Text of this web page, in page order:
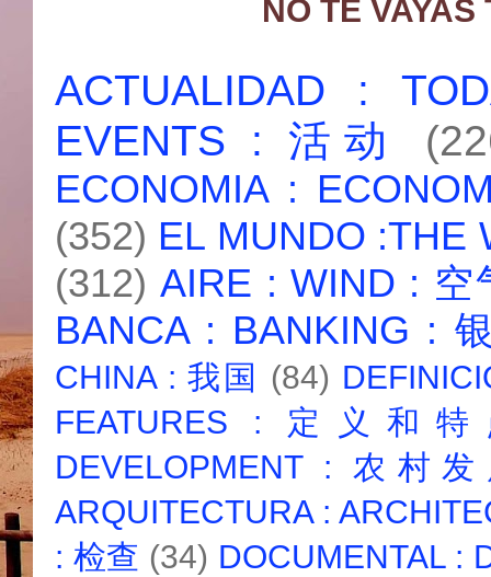
NO TE
ACTUALIDAD :
EVENTS : 活动
ECONOMIA :
(352) EL MUNDO :THE
(312) AIRE : WIND : 空
BANCA : BANKING :
CHINA : 我国 (84)
FEATURES : 定义和
DEVELOPMENT : 农村
ARQUITECTURA :
: 检查 (34) DOCUMENTAL :